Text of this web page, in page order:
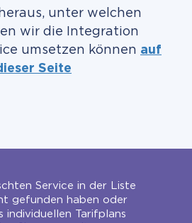
unter welchen
wir die Integration
umsetzen können auf
Seite
Service in der Liste
gefunden haben oder
individuellen Tarifplans